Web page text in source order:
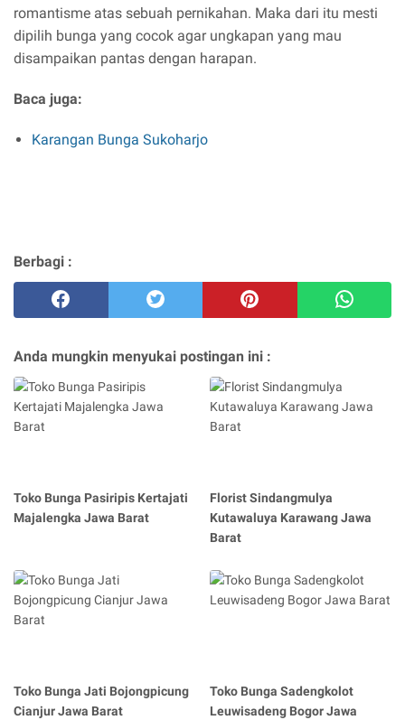
romantisme atas sebuah pernikahan. Maka dari itu mesti
dipilih bunga yang cocok agar ungkapan yang mau
disampaikan pantas dengan harapan.
Baca juga:
Karangan Bunga Sukoharjo
Berbagi :
Anda mungkin menyukai postingan ini :
Toko Bunga Pasiripis Kertajati
Majalengka Jawa Barat
Florist Sindangmulya
Kutawaluya Karawang Jawa
Barat
Toko Bunga Jati Bojongpicung
Cianjur Jawa Barat
Toko Bunga Sadengkolot
Leuwisadeng Bogor Jawa